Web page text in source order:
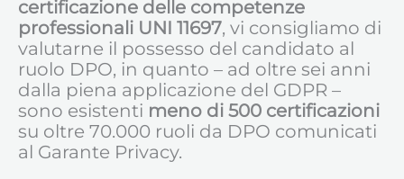
certificazione delle competenze
professionali UNI 11697, vi consigliamo di
valutarne il possesso del candidato al
ruolo DPO, in quanto – ad oltre sei anni
dalla piena applicazione del GDPR –
sono esistenti meno di 500 certificazioni
su oltre 70.000 ruoli da DPO comunicati
al Garante Privacy.